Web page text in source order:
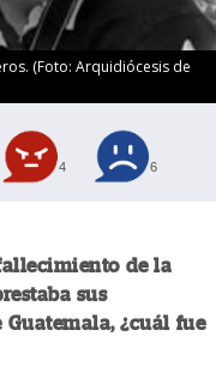
(Foto: Arquidiócesis de
4 6
de la
sus
¿cuál fue